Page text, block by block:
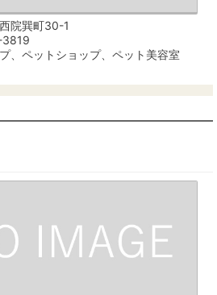
院巽町30-1
、ペットショップ、ペット美容室